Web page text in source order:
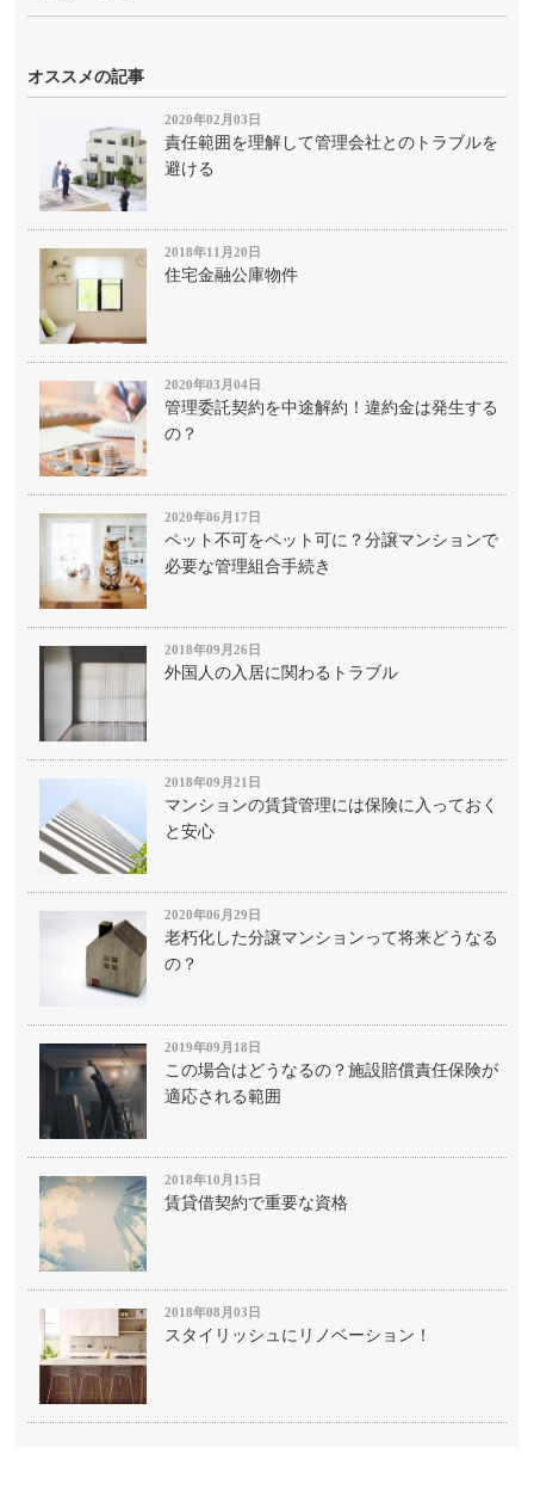
オススメの記事
2020年02月03日
責任範囲を理解して管理会社とのトラブルを
避ける
2018年11月20日
住宅金融公庫物件
2020年03月04日
管理委託契約を中途解約！違約金は発生する
の？
2020年06月17日
ペット不可をペット可に？分譲マンションで
必要な管理組合手続き
2018年09月26日
外国人の入居に関わるトラブル
2018年09月21日
マンションの賃貸管理には保険に入っておく
と安心
2020年06月29日
老朽化した分譲マンションって将来どうなる
の？
2019年09月18日
この場合はどうなるの？施設賠償責任保険が
適応される範囲
2018年10月15日
賃貸借契約で重要な資格
2018年08月03日
スタイリッシュにリノベーション！